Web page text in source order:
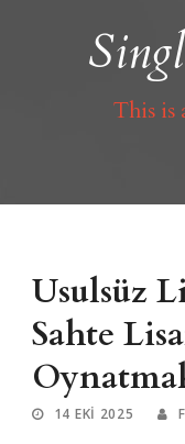
This is
Usulsüz
Sahte
14 EKI 2025